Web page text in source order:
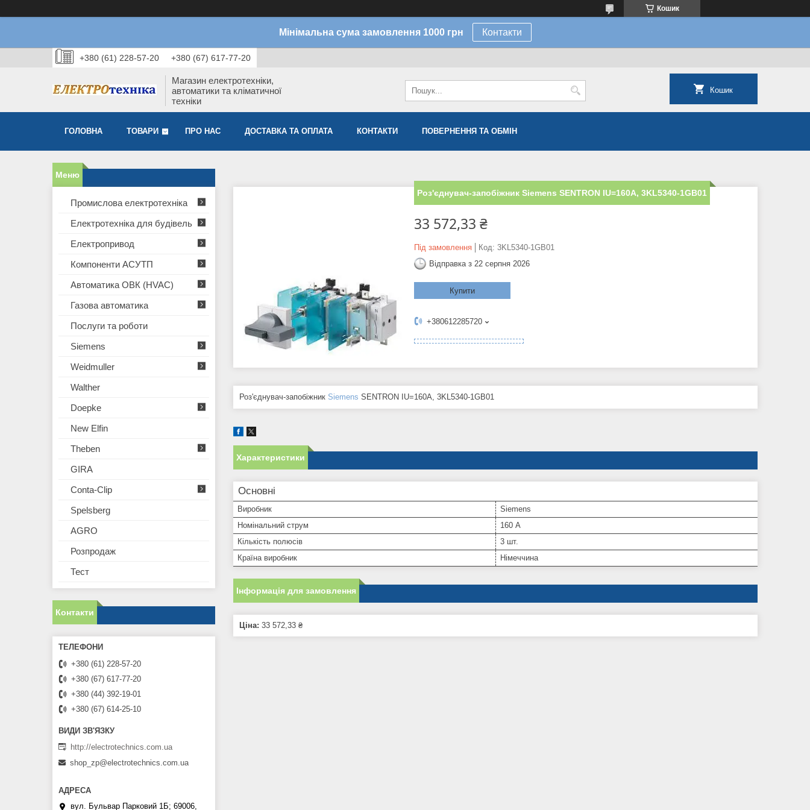
Кошик
Мінімальна сума замовлення 1000 грн Контакти
+380 (61) 228-57-20 +380 (67) 617-77-20
Магазин електротехніки,
автоматики та кліматичної
техніки
Кошик
ГОЛОВНА ТОВАРИ ПРО НАС ДОСТАВКА ТА ОПЛАТА КОНТАКТИ ПОВЕРНЕННЯ ТА ОБМІН
Роз'єднувач-запобіжник Siemens SENTRON IU=160A, 3KL5340-1GB01
33 572,33 ₴
Під замовлення Код: 3KL5340-1GB01
Відправка з 22 серпня 2026
Купити
+380612285720
Роз'єднувач-запобіжник Siemens SENTRON IU=160A, 3KL5340-1GB01
Характеристики
Основні
Виробник
Siemens
Номінальний струм
160 А
Кількість полюсів
3 шт.
Країна виробник
Німеччина
Інформація для замовлення
Ціна: 33 572,33 ₴
Промислова електротехніка
Електротехніка для будівель
Електропривод
Компоненти АСУТП
Автоматика ОВК (HVAC)
Газова автоматика
Послуги та роботи
Siemens
Weidmuller
Walther
Doepke
New Elfin
Theben
GIRA
Conta-Clip
Spelsberg
AGRO
Розпродаж
Тест
Контакти
+380 (61) 228-57-20
+380 (67) 617-77-20
+380 (44) 392-19-01
+380 (67) 614-25-10
http://electrotechnics.com.ua
shop_zp@electrotechnics.com.ua
вул. Бульвар Парковий 1Б; 69006,